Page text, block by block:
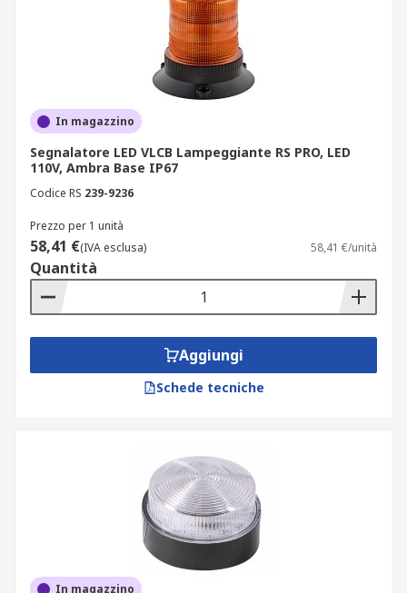
In magazzino
Segnalatore LED VLCB Lampeggiante RS PRO, LED
110V, Ambra Base IP67
Codice RS 239-9236
Prezzo per 1 unità
58,41 €(IVA esclusa) 58,41 €/unità
Quantità
Aggiungi
Schede tecniche
In magazzino